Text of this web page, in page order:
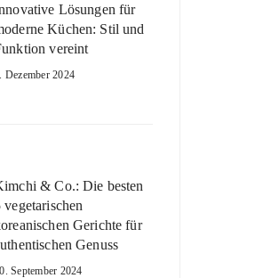
Lösungen für
Küchen: Stil und
vereint
Dezember 2024
& Co.: Die besten
vegetarischen
Gerichte für
Genuss
September 2024